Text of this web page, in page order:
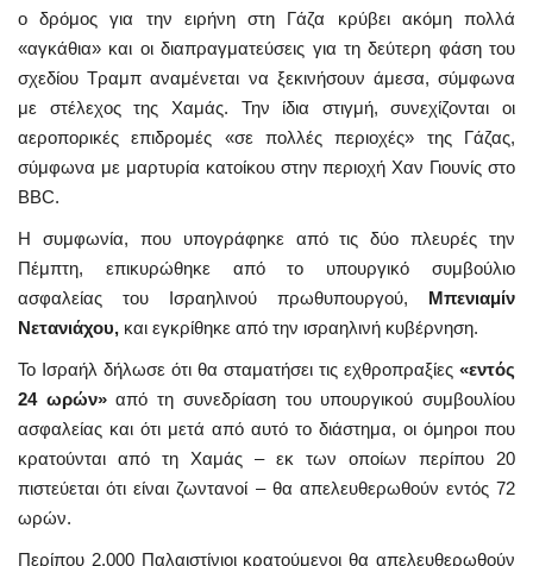
ο δρόμος για την ειρήνη στη Γάζα κρύβει ακόμη πολλά
«αγκάθια» και οι διαπραγματεύσεις για τη δεύτερη φάση του
σχεδίου Τραμπ αναμένεται να ξεκινήσουν άμεσα, σύμφωνα
με στέλεχος της Χαμάς. Την ίδια στιγμή, συνεχίζονται οι
αεροπορικές επιδρομές «σε πολλές περιοχές» της Γάζας,
σύμφωνα με μαρτυρία κατοίκου στην περιοχή Χαν Γιουνίς στο
BBC.
Η συμφωνία, που υπογράφηκε από τις δύο πλευρές την
Πέμπτη, επικυρώθηκε από το υπουργικό συμβούλιο
ασφαλείας του Ισραηλινού πρωθυπουργού, Μπενιαμίν
Νετανιάχου, και εγκρίθηκε από την ισραηλινή κυβέρνηση.
Το Ισραήλ δήλωσε ότι θα σταματήσει τις εχθροπραξίες «εντός
24 ωρών»από τη συνεδρίαση του υπουργικού συμβουλίου
ασφαλείας και ότι μετά από αυτό το διάστημα, οι όμηροι που
κρατούνται από τη Χαμάς – εκ των οποίων περίπου 20
πιστεύεται ότι είναι ζωντανοί – θα απελευθερωθούν εντός 72
ωρών.
Περίπου 2.000 Παλαιστίνιοι κρατούμενοι θα απελευθερωθούν